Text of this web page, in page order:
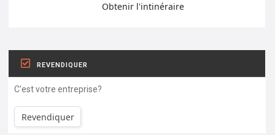
Obtenir l'intinéraire
REVENDIQUER
C'est votre entreprise?
Revendiquer